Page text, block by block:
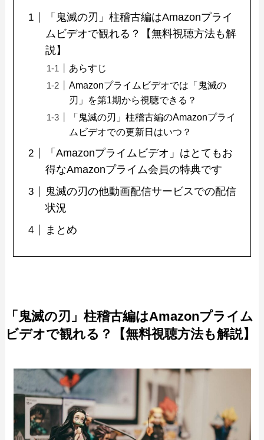
「鬼滅の刃」柱稽古編はAmazonプライ
ムビデオで観れる？【無料視聴方法も解
説】
あらすじ
Amazonプライムビデオでは「鬼滅の
刃」を第1期から視聴できる？
「鬼滅の刃」柱稽古編のAmazonプライ
ムビデオでの更新日はいつ？
「Amazonプライムビデオ」はとてもお
得なAmazonプライム会員の特典です
鬼滅の刃の他動画配信サービスでの配信
状況
まとめ
「鬼滅の刃」柱稽古編はAmazonプライム
ビデオで観れる？【無料視聴方法も解説】